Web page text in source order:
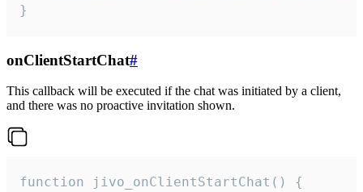
}
onClientStartChat#
This callback will be executed if the chat was initiated by a client,
and there was no proactive invitation shown.
function jivo_onClientStartChat() {